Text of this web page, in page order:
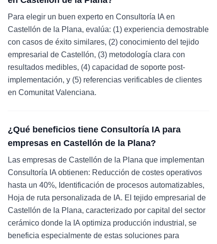
Para elegir un buen experto en Consultoría IA en
Castellón de la Plana, evalúa: (1) experiencia demostrable
con casos de éxito similares, (2) conocimiento del tejido
empresarial de Castellón, (3) metodología clara con
resultados medibles, (4) capacidad de soporte post-
implementación, y (5) referencias verificables de clientes
en Comunitat Valenciana.
¿Qué beneficios tiene Consultoría IA para
empresas en Castellón de la Plana?
Las empresas de Castellón de la Plana que implementan
Consultoría IA obtienen: Reducción de costes operativos
hasta un 40%, Identificación de procesos automatizables,
Hoja de ruta personalizada de IA. El tejido empresarial de
Castellón de la Plana, caracterizado por capital del sector
cerámico donde la IA optimiza producción industrial, se
beneficia especialmente de estas soluciones para